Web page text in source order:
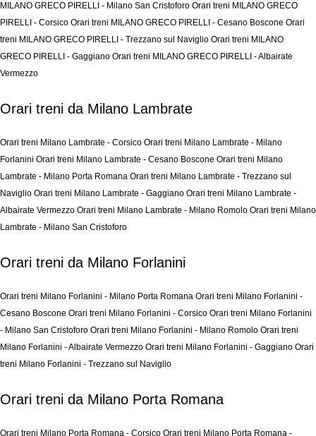
MILANO GRECO PIRELLI - Milano San Cristoforo Orari treni MILANO GRECO
PIRELLI - Corsico Orari treni MILANO GRECO PIRELLI - Cesano Boscone Orari
treni MILANO GRECO PIRELLI - Trezzano sul Naviglio Orari treni MILANO
GRECO PIRELLI - Gaggiano Orari treni MILANO GRECO PIRELLI - Albairate
Vermezzo
Orari treni da Milano Lambrate
Orari treni Milano Lambrate - Corsico Orari treni Milano Lambrate - Milano
Forlanini Orari treni Milano Lambrate - Cesano Boscone Orari treni Milano
Lambrate - Milano Porta Romana Orari treni Milano Lambrate - Trezzano sul
Naviglio Orari treni Milano Lambrate - Gaggiano Orari treni Milano Lambrate -
Albairate Vermezzo Orari treni Milano Lambrate - Milano Romolo Orari treni Milano
Lambrate - Milano San Cristoforo
Orari treni da Milano Forlanini
Orari treni Milano Forlanini - Milano Porta Romana Orari treni Milano Forlanini -
Cesano Boscone Orari treni Milano Forlanini - Corsico Orari treni Milano Forlanini
- Milano San Cristoforo Orari treni Milano Forlanini - Milano Romolo Orari treni
Milano Forlanini - Albairate Vermezzo Orari treni Milano Forlanini - Gaggiano Orari
treni Milano Forlanini - Trezzano sul Naviglio
Orari treni da Milano Porta Romana
Orari treni Milano Porta Romana - Corsico Orari treni Milano Porta Romana -